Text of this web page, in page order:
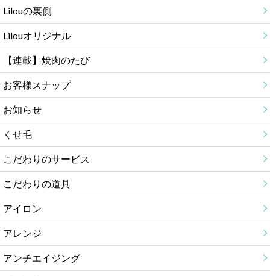
Lilouの裏側
Lilouオリジナル
【連載】焼肉のたび
お客様スナップ
お知らせ
くせ毛
こだわりのサービス
こだわりの道具
アイロン
アレンジ
アンチエイジング